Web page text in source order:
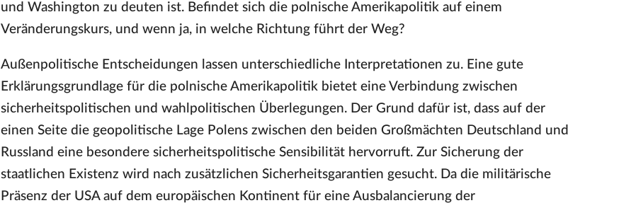
und Washington zu deuten ist. Befindet sich die polnische Amerikapolitik auf einem
Veränderungskurs, und wenn ja, in welche Richtung führt der Weg?
Außenpolitische Entscheidungen lassen unterschiedliche Interpretationen zu. Eine gute
Erklärungsgrundlage für die polnische Amerikapolitik bietet eine Verbindung zwischen
sicherheitspolitischen und wahlpolitischen Überlegungen. Der Grund dafür ist, dass auf der
einen Seite die geopolitische Lage Polens zwischen den beiden Großmächten Deutschland und
Russland eine besondere sicherheitspolitische Sensibilität hervorruft. Zur Sicherung der
staatlichen Existenz wird nach zusätzlichen Sicherheitsgarantien gesucht. Da die militärische
Präsenz der USA auf dem europäischen Kontinent für eine Ausbalancierung der